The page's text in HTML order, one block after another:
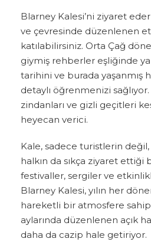
Blarney Kalesi’ni ziyaret
ve çevresinde düzenlenen
katılabilirsiniz. Orta Çağ
giymiş rehberler eşliğinde
tarihini ve burada yaşanmış
detaylı öğrenmenizi
zindanları ve gizli geçitleri
heyecan verici.
Kale, sadece turistlerin değil,
halkın da sıkça ziyaret ettiği
festivaller, sergiler ve
Blarney Kalesi, yılın her
hareketli bir atmosfere
aylarında düzenlenen açık
daha da cazip hale getiriyor.